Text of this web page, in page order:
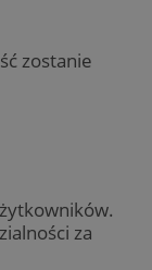
zostanie
za